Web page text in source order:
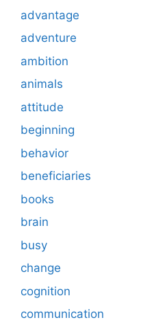
advantage
adventure
ambition
animals
attitude
beginning
behavior
beneficiaries
books
brain
busy
change
cognition
communication